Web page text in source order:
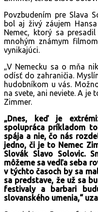
Povzbudením pre Slava
bol aj živý záujem
Nemec, ktorý sa
mnohým známym
vynikajúci.
„V Nemecku sa o mňa
odísť do zahraničia.
hudobníkom u vás.
na svete, ani neviete. A je
Zimmer.
„Dnes, keď je
spolupráca príkladom
spája a nie, čo nás
jedno, či je to Nemec
Slovák Slavo Solovic.
môžeme sa vedľa seba
v týchto časoch by sa
sa predstave, že už sa
festivaly a barbari
slovanského umenia,“